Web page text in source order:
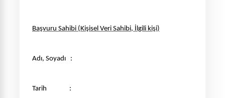
Başvuru Sahibi (Kişisel Veri Sahibi, İlgili kişi)
Adı, Soyadı :
Tarih :